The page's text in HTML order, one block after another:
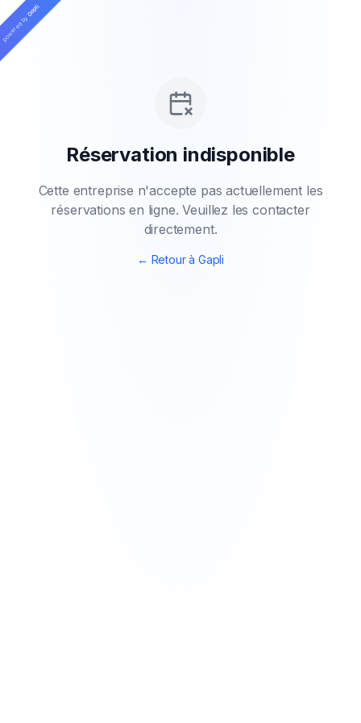
Aller au contenu principal
Réservation indisponible
Cette entreprise n'accepte pas actuellement les
réservations en ligne. Veuillez les contacter
directement.
← Retour à Gapli
powered by
Gapli